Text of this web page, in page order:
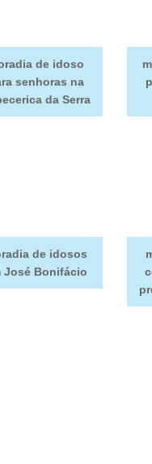
de idoso
senhoras na
da Serra
de idosos
José Bonifácio